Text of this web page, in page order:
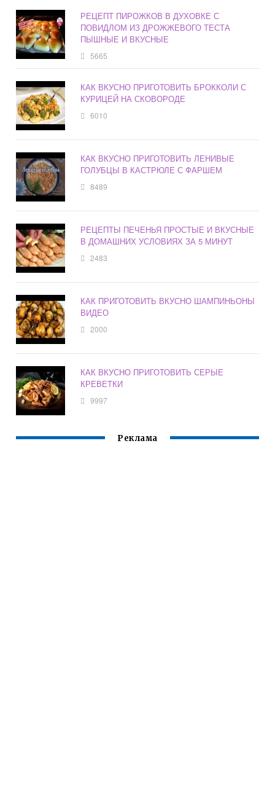
РЕЦЕПТ ПИРОЖКОВ В ДУХОВКЕ С
ПОВИДЛОМ ИЗ ДРОЖЖЕВОГО ТЕСТА
ПЫШНЫЕ И ВКУСНЫЕ
5665
КАК ВКУСНО ПРИГОТОВИТЬ БРОККОЛИ С
КУРИЦЕЙ НА СКОВОРОДЕ
6010
КАК ВКУСНО ПРИГОТОВИТЬ ЛЕНИВЫЕ
ГОЛУБЦЫ В КАСТРЮЛЕ С ФАРШЕМ
8489
РЕЦЕПТЫ ПЕЧЕНЬЯ ПРОСТЫЕ И ВКУСНЫЕ
В ДОМАШНИХ УСЛОВИЯХ ЗА 5 МИНУТ
2483
КАК ПРИГОТОВИТЬ ВКУСНО ШАМПИНЬОНЫ
ВИДЕО
2000
КАК ВКУСНО ПРИГОТОВИТЬ СЕРЫЕ
КРЕВЕТКИ
9997
Реклама